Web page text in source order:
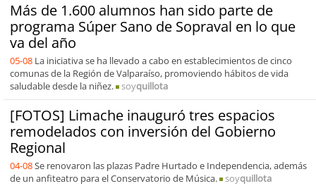
Más de 1.600 alumnos han sido parte de
programa Súper Sano de Sopraval en lo que
va del año
05-08 La iniciativa se ha llevado a cabo en establecimientos de cinco
comunas de la Región de Valparaíso, promoviendo hábitos de vida
saludable desde la niñez.
soyquillota
[FOTOS] Limache inauguró tres espacios
remodelados con inversión del Gobierno
Regional
04-08Se renovaron las plazas Padre Hurtado e Independencia, además
de un anfiteatro para el Conservatorio de Música.
soyquillota